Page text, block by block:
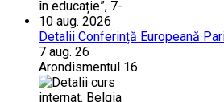
Detalii Conferință Europeană
7 aug. 26
Arondismentul 16